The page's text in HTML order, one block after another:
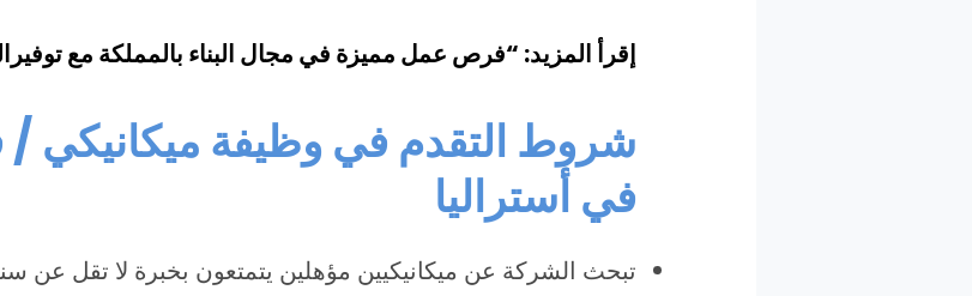
إقرأ المزيد: “فرص عمل مميزة في مجال البناء بالمملكة مع
شروط التقدم في وظيفة ميكانيكي /
في أستراليا
تبحث الشركة عن ميكانيكيين مؤهلين يتمتعون بخبرة لا تقل عن